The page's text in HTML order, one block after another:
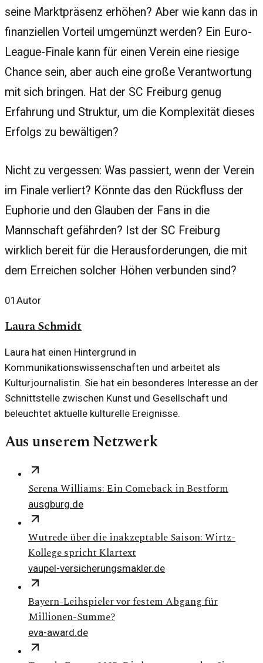
seine Marktpräsenz erhöhen? Aber wie kann das in
finanziellen Vorteil umgemünzt werden? Ein Euro-
League-Finale kann für einen Verein eine riesige
Chance sein, aber auch eine große Verantwortung
mit sich bringen. Hat der SC Freiburg genug
Erfahrung und Struktur, um die Komplexität dieses
Erfolgs zu bewältigen?
Nicht zu vergessen: Was passiert, wenn der Verein
im Finale verliert? Könnte das den Rückfluss der
Euphorie und den Glauben der Fans in die
Mannschaft gefährden? Ist der SC Freiburg
wirklich bereit für die Herausforderungen, die mit
dem Erreichen solcher Höhen verbunden sind?
01 Autor
Laura Schmidt
Laura hat einen Hintergrund in
Kommunikationswissenschaften und arbeitet als
Kulturjournalistin. Sie hat ein besonderes Interesse an der
Schnittstelle zwischen Kunst und Gesellschaft und
beleuchtet aktuelle kulturelle Ereignisse.
Aus unserem Netzwerk
Serena Williams: Ein Comeback in Bestform
ausgburg.de
Wutrede über die inakzeptable Saison: Wirtz-
Kollege spricht Klartext
vaupel-versicherungsmakler.de
Bayern-Leihspieler vor festem Abgang für
Millionen-Summe?
eva-award.de